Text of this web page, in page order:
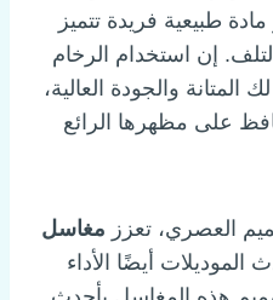
طبيعية فريدة تتميز
إن استخدام الرخام
والجودة العالية،
على مظهرها الرائع
العصري، تعزز مغاسل
الموديلات أيضًا الأداء